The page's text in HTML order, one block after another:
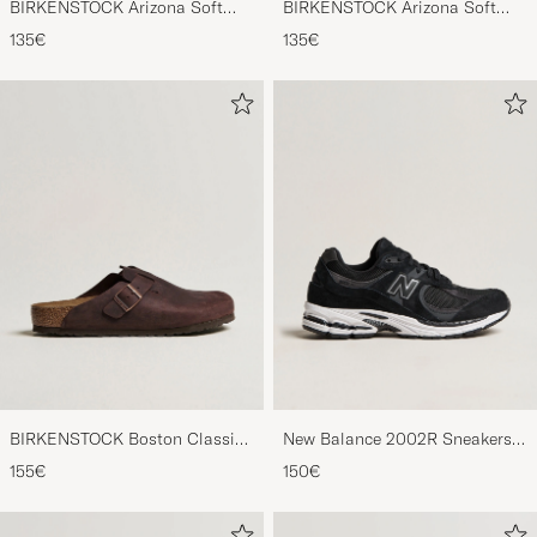
BIRKENSTOCK Arizona Soft
Footbed Mocca Suede
135€
BIRKENSTOCK Arizona Soft
Footbed Taupe Suede
135€
BIRKENSTOCK Boston Classic
Footbed Habana Oiled Leather
155€
New Balance 2002R Sneakers
Black
150€